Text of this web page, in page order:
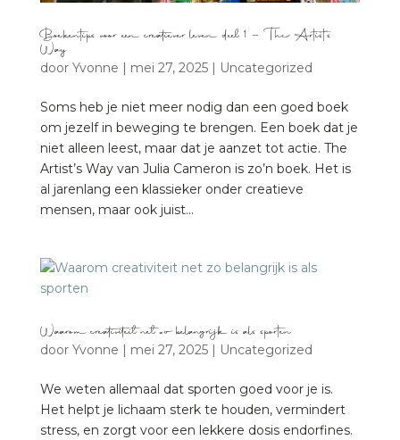
Boekentips voor een creatiever leven deel 1 – The Artist’s
Way
door Yvonne | mei 27, 2025| Uncategorized
Soms heb je niet meer nodig dan een goed boek
om jezelf in beweging te brengen. Een boek dat je
niet alleen leest, maar dat je aanzet tot actie. The
Artist’s Way van Julia Cameron is zo’n boek. Het is
al jarenlang een klassieker onder creatieve
mensen, maar ook juist...
Waarom creativiteit net zo belangrijk is als sporten
door Yvonne | mei 27, 2025| Uncategorized
We weten allemaal dat sporten goed voor je is.
Het helpt je lichaam sterk te houden, vermindert
stress, en zorgt voor een lekkere dosis endorfines.